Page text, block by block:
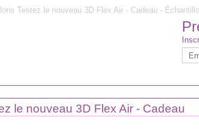
Testez le nouveau 3D Flex Air - Cadeau -
le nouveau 3D Flex Air - Cadeau